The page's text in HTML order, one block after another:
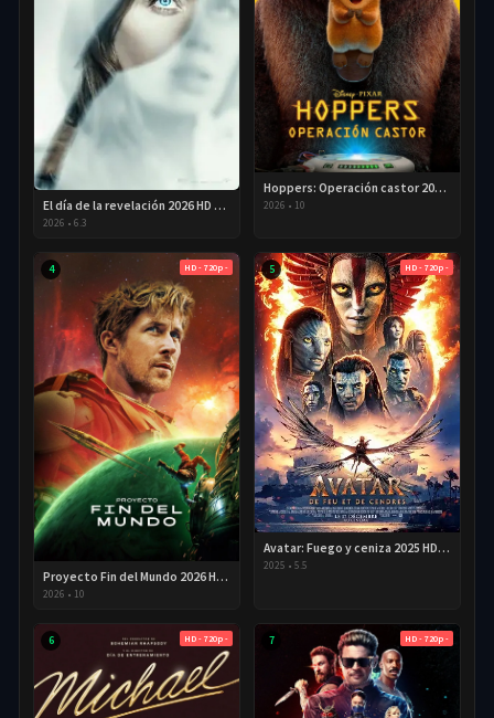
El día de la revelación 2026 HD 720P Latino
2026 • 6.3
Hoppers: Operación castor 2026 HD 720p Latino
2026 • 10
4 HD - 720p -
Proyecto Fin del Mundo 2026 HD 720p Latino
2026 • 10
5 HD - 720p -
Avatar: Fuego y ceniza 2025 HD 720p Latino
2025 • 5.5
6 HD - 720p - 7 HD - 720p -